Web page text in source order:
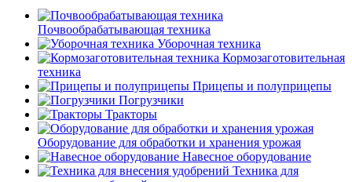
Почвообрабатывающая техника
Уборочная техника
Кормозаготовительная
техника
Прицепы и полуприцепы
Погрузчики
Тракторы
Оборудование для обработки и хранения урожая
Навесное оборудование
Техника для